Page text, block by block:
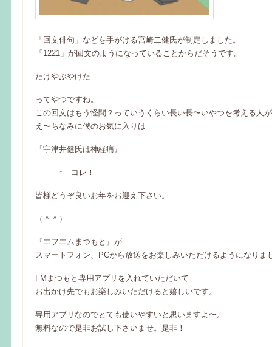
「回文俳句」などを手がける宮崎二健氏が制定しました。
「1221」が回文のようになっていることからだそうです。
たけやぶやけた
ってやつですね。
この回文はもう怪聞？っていうくらい長い長〜いやつを考える人
え〜ちなみに僕のお気に入りは
『宇津井健氏は神経痛』
↑ コレ！
皆様どうぞ良いお年をお迎え下さい。
（＾＾）
『エフエムまつもと』が
スマートフォン、PCから放送をお楽しみいただけるようになりま
FMまつもと専用アプリを入れていただいて
お出かけ先でもお楽しみいただけると嬉しいです。
専用アプリなのでとても使いやすいと思いますよ〜。
無料なので是非お試し下さいませ。是非！